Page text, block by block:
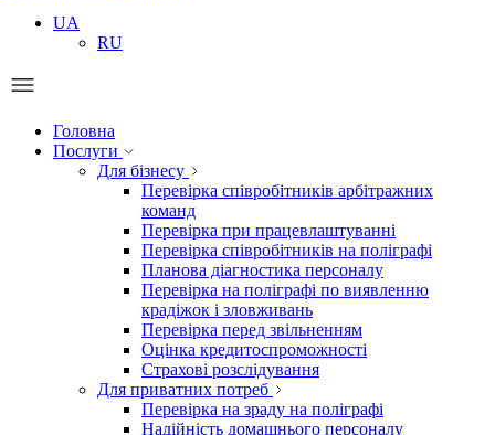
UA
RU
Головна
Послуги
Для бізнесу
Перевірка співробітників арбітражних
команд
Перевірка при працевлаштуванні
Перевірка співробітників на поліграфі
Планова діагностика персоналу
Перевірка на поліграфі по виявленню
крадіжок і зловживань
Перевірка перед звільненням
Оцінка кредитоспроможності
Страхові розслідування
Для приватних потреб
Перевірка на зраду на поліграфі
Надійність домашнього персоналу